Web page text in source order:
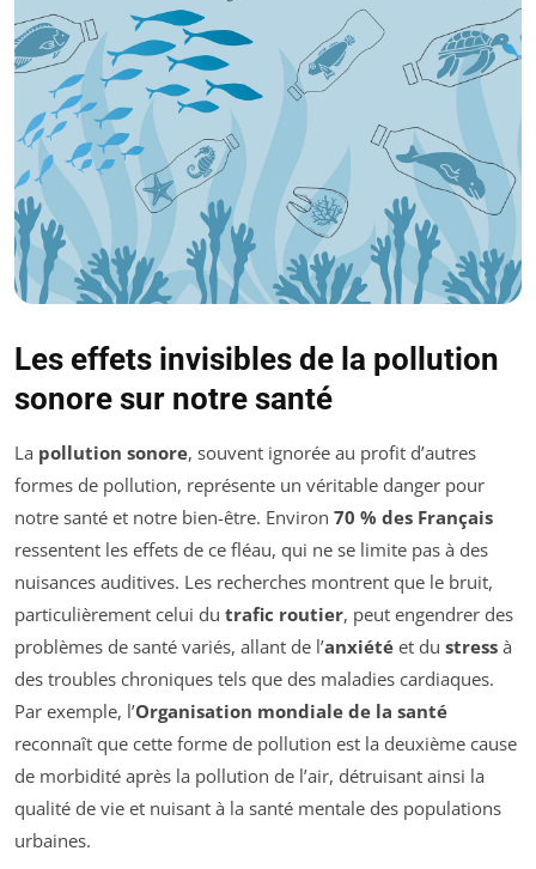
Les effets invisibles de la pollution
sonore sur notre santé
La pollution sonore, souvent ignorée au profit d’autres
formes de pollution, représente un véritable danger pour
notre santé et notre bien-être. Environ 70 % des Français
ressentent les effets de ce fléau, qui ne se limite pas à des
nuisances auditives. Les recherches montrent que le bruit,
particulièrement celui du trafic routier, peut engendrer des
problèmes de santé variés, allant de l’anxiété et du stress à
des troubles chroniques tels que des maladies cardiaques.
Par exemple, l’Organisation mondiale de la santé
reconnaît que cette forme de pollution est la deuxième cause
de morbidité après la pollution de l’air, détruisant ainsi la
qualité de vie et nuisant à la santé mentale des populations
urbaines.